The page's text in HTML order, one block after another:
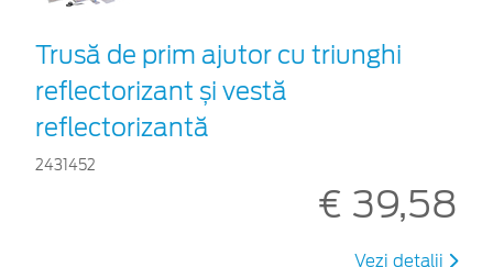
Trusă de prim ajutor cu triunghi
reflectorizant și vestă
reflectorizantă
2431452
€ 39,58
Vezi detalii